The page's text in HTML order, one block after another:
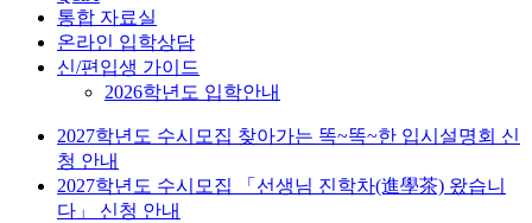
통합 자료실
온라인 입학상담
신/편입생 가이드
2026학년도 입학안내
2027학년도 수시모집 찾아가는 똑~똑~한 입시설명회 신
청 안내
2027학년도 수시모집 「선생님 진학차(進學茶) 왔습니
다」 신청 안내